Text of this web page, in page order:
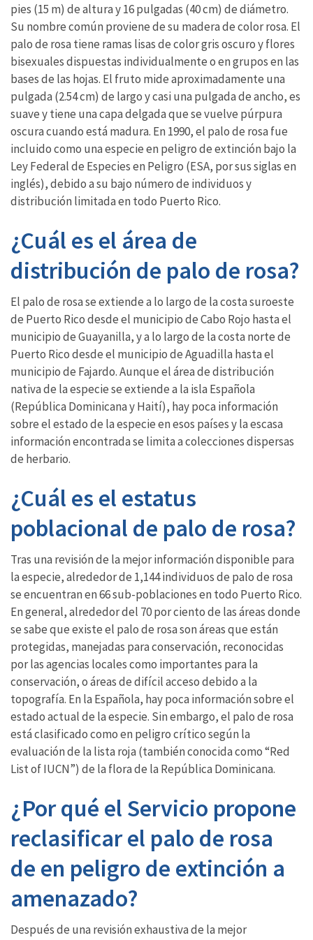
pies (15 m) de altura y 16 pulgadas (40 cm) de diámetro.
Su nombre común proviene de su madera de color rosa. El
palo de rosa tiene ramas lisas de color gris oscuro y flores
bisexuales dispuestas individualmente o en grupos en las
bases de las hojas. El fruto mide aproximadamente una
pulgada (2.54 cm) de largo y casi una pulgada de ancho, es
suave y tiene una capa delgada que se vuelve púrpura
oscura cuando está madura. En 1990, el palo de rosa fue
incluido como una especie en peligro de extinción bajo la
Ley Federal de Especies en Peligro (ESA, por sus siglas en
inglés), debido a su bajo número de individuos y
distribución limitada en todo Puerto Rico.
¿Cuál es el área de
distribución de palo de rosa?
El palo de rosa se extiende a lo largo de la costa suroeste
de Puerto Rico desde el municipio de Cabo Rojo hasta el
municipio de Guayanilla, y a lo largo de la costa norte de
Puerto Rico desde el municipio de Aguadilla hasta el
municipio de Fajardo. Aunque el área de distribución
nativa de la especie se extiende a la isla Española
(República Dominicana y Haití), hay poca información
sobre el estado de la especie en esos países y la escasa
información encontrada se limita a colecciones dispersas
de herbario.
¿Cuál es el estatus
poblacional de palo de rosa?
Tras una revisión de la mejor información disponible para
la especie, alrededor de 1,144 individuos de palo de rosa
se encuentran en 66 sub-poblaciones en todo Puerto Rico.
En general, alrededor del 70 por ciento de las áreas donde
se sabe que existe el palo de rosa son áreas que están
protegidas, manejadas para conservación, reconocidas
por las agencias locales como importantes para la
conservación, o áreas de difícil acceso debido a la
topografía. En la Española, hay poca información sobre el
estado actual de la especie. Sin embargo, el palo de rosa
está clasificado como en peligro crítico según la
evaluación de la lista roja (también conocida como “Red
List of IUCN”) de la flora de la República Dominicana.
¿Por qué el Servicio propone
reclasificar el palo de rosa
de en peligro de extinción a
amenazado?
Después de una revisión exhaustiva de la mejor